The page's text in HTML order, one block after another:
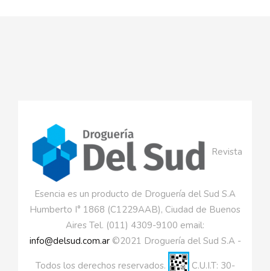
Revista
Esencia es un producto de Droguería del Sud S.A
Humberto I° 1868 (C1229AAB), Ciudad de Buenos
Aires Tel. (011) 4309-9100 email:
info@delsud.com.ar©2021 Droguería del Sud S.A -
Todos los derechos reservados. C.U.I.T: 30-